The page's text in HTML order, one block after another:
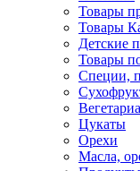
Товары
Товары
Детские
Товары
Специи,
Цукаты
Орехи
Масла,